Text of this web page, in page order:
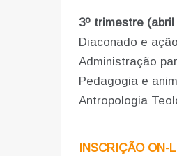
3º trimestre (abril
Diaconado e
Administração
Pedagogia e
Antropologia
INSCRIÇÃO